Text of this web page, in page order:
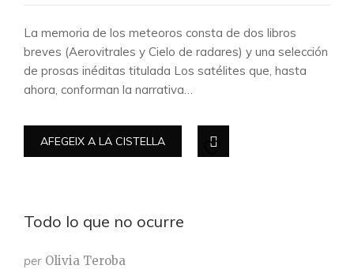
La memoria de los meteoros consta de dos libros
breves (Aerovitrales y Cielo de radares) y una selección
de prosas inéditas titulada Los satélites que, hasta
ahora, conforman la narrativa…
AFEGEIX A LA CISTELLA
Todo lo que no ocurre
per Olivia Teroba